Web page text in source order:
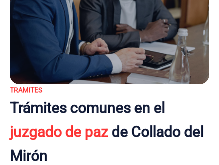
TRAMITES
Trámites comunes en el
juzgado de pazde Collado del
Mirón